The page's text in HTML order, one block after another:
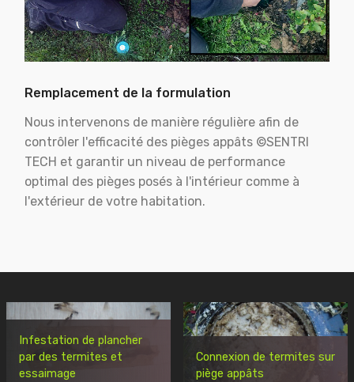
Remplacement de la formulation
Nous intervenons de manière régulière afin de
contrôler l'efficacité des pièges appâts ©SENTRI
TECH et garantir un niveau de performance
optimal des pièges posés à l'intérieur comme à
l'extérieur de votre habitation.
Infestation de plancher
par des termites et
essaimage
Connexion de termites sur
piège appâts